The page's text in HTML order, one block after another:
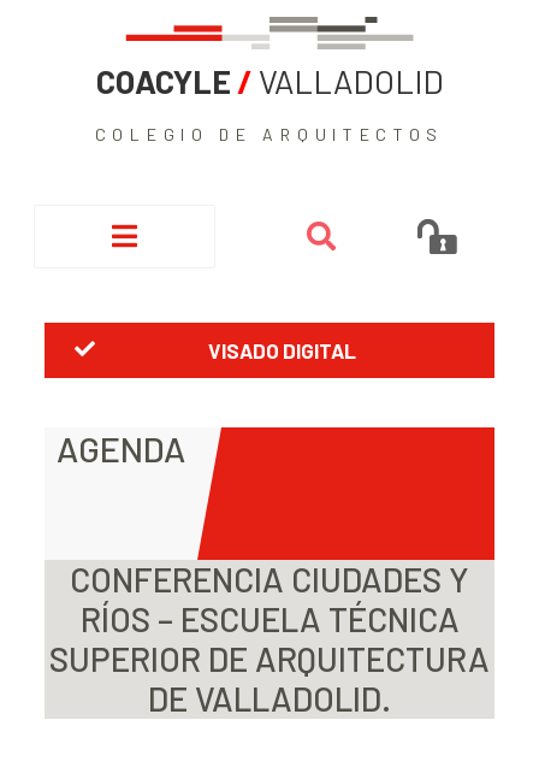
COACYLE / VALLADOLID
COLEGIO DE ARQUITECTOS
VISADO DIGITAL
AGENDA
CONFERENCIA CIUDADES Y
RÍOS – ESCUELA TÉCNICA
SUPERIOR DE ARQUITECTURA
DE VALLADOLID.